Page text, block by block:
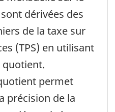
dérivées des
de la taxe sur
(TPS) en utilisant
permet
précision de la